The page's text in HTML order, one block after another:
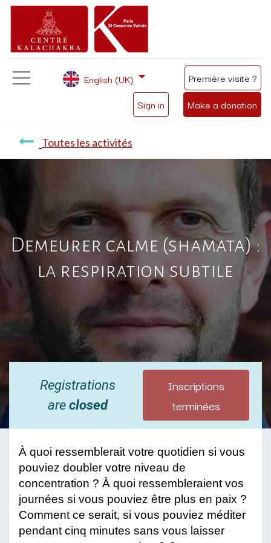
Sign in Make a donation
English (UK) Première visite ?
Toutes les activités
Demeurer calme (shamata) :
la respiration subtile
Registrations
areclosed
Inscriptions
terminées
À quoi ressemblerait votre quotidien si vous
pouviez doubler votre niveau de
concentration ? À quoi ressembleraient vos
journées si vous pouviez être plus en paix ?
Comment ce serait, si vous pouviez méditer
pendant cinq minutes sans vous laisser